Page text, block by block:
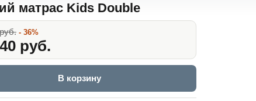
матрас Kids Double
- 36%
руб.
В корзину